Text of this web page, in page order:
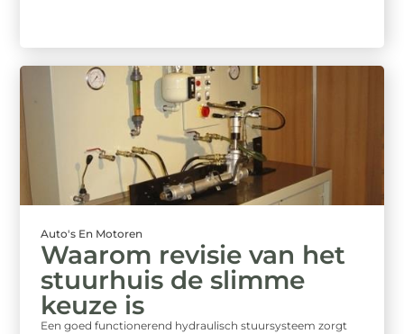
Auto's En Motoren
Waarom revisie van het
stuurhuis de slimme
keuze is
Een goed functionerend hydraulisch stuursysteem zorgt